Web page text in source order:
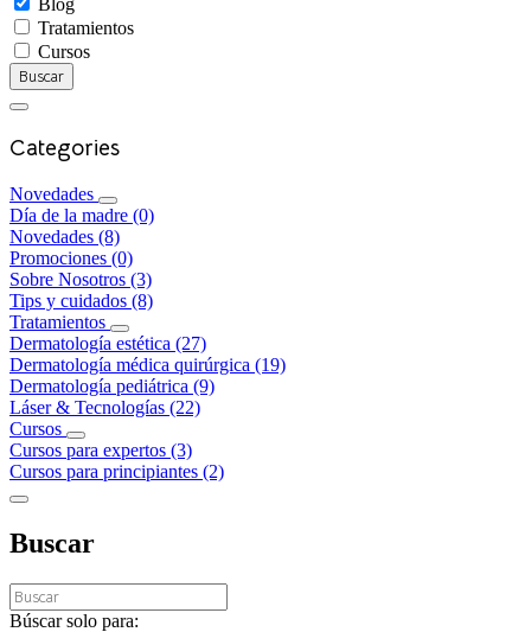
Blog
Tratamientos
Cursos
Buscar
Categories
Novedades
Día de la madre (0)
Novedades (8)
Promociones (0)
Sobre Nosotros (3)
Tips y cuidados (8)
Tratamientos
Dermatología estética (27)
Dermatología médica quirúrgica (19)
Dermatología pediátrica (9)
Láser & Tecnologías (22)
Cursos
Cursos para expertos (3)
Cursos para principiantes (2)
Buscar
Búscar solo para: